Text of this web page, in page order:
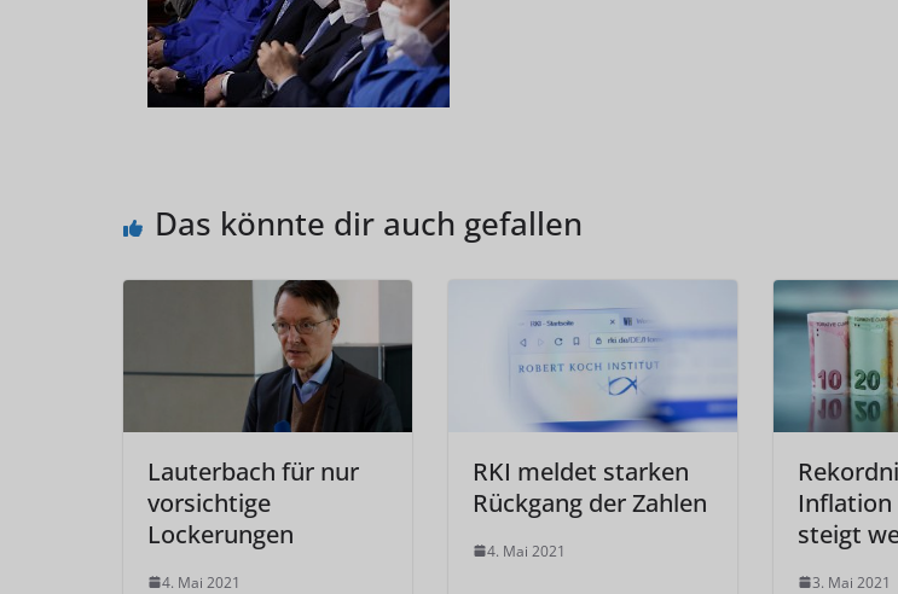
Das könnte dir auch gefallen
Lauterbach für nur
vorsichtige
Lockerungen
4. Mai 2021
RKI meldet starken
Rückgang der Zahlen
4. Mai 2021
Inflation
steigt
3. Mai 2021